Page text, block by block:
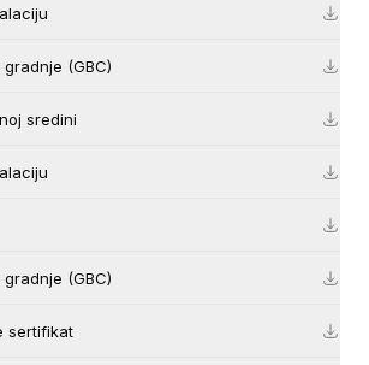
(GBC)
sredini
(GBC)
sertifikat